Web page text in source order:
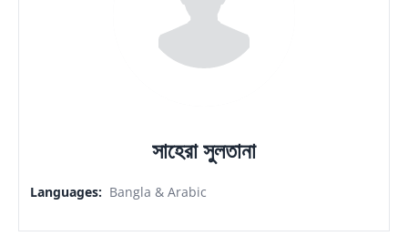
সাহেরা সুলতানা
Languages: Bangla & Arabic